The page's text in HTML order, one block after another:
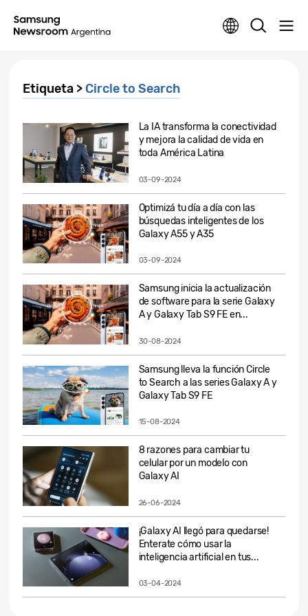
Etiqueta > Circle to Search
La IA transforma la conectividad
y mejora la calidad de vida en
toda América Latina
03-09-2024
Optimizá tu día a día con las
búsquedas inteligentes de los
Galaxy A55 y A35
03-09-2024
Samsung inicia la actualización
de software para la serie Galaxy
A y Galaxy Tab S9 FE en...
30-08-2024
Samsung lleva la función Circle
to Search a las series Galaxy A y
Galaxy Tab S9 FE
15-08-2024
8 razones para cambiar tu
celular por un modelo con
Galaxy AI
26-06-2024
¡Galaxy AI llegó para quedarse!
Enterate cómo usar la
inteligencia artificial en tus...
03-04-2024